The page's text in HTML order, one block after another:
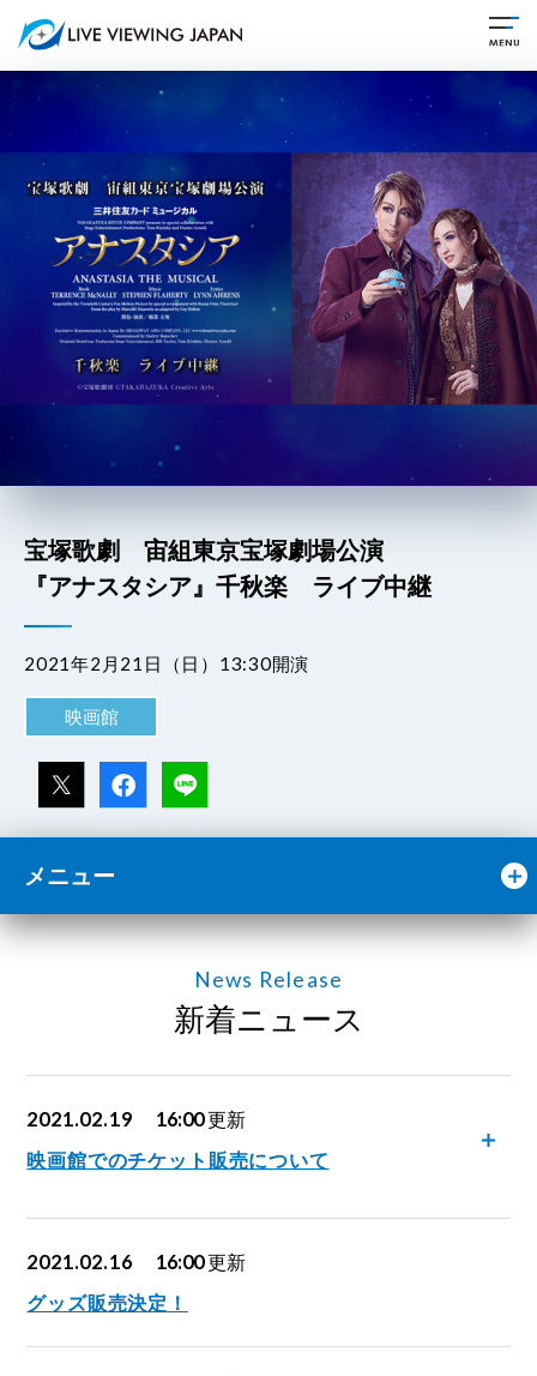
宝塚歌劇 宙組東京宝塚劇場公演
『アナスタシア』千秋楽 ライブ中継
2021年2月21日（日）13:30開演
映画館
メニュー
News Release
新着ニュース
2021.02.19 16:00更新
映画館でのチケット販売について
2021.02.16 16:00更新
グッズ販売決定！